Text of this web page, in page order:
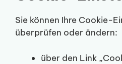
Sie können Ihre Cookie-
überprüfen oder ändern:
über den Link